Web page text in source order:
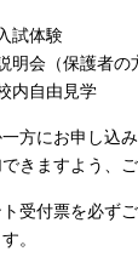
試体験
会（保護者の
内自由見学
方にお申し込み
きますよう、
受付票を必ず
。